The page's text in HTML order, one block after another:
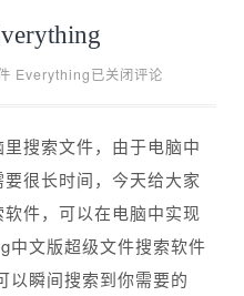
Everything已关闭评论
搜索文件，由于电脑中
很长时间，今天给大家
件，可以在电脑中实现
文版超级文件搜索软件
以瞬间搜索到你需要的